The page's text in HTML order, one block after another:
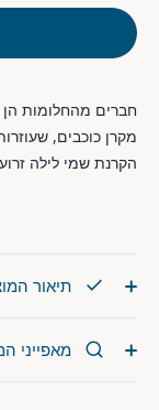
חברים מהחלומות הן
מקרן כוכבים,
הקרנת שמי לילה
תיאור
מאפייני